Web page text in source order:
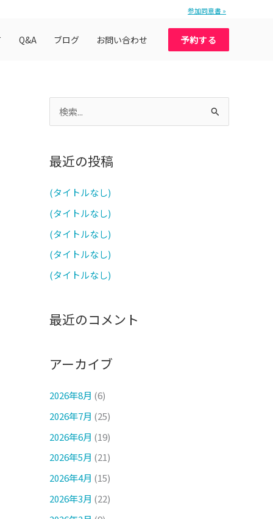
参加同意書 »
Q&A ブログ お問い合わせ 予約する
象
最近の投稿
(タイトルなし)
(タイトルなし)
(タイトルなし)
(タイトルなし)
(タイトルなし)
最近のコメント
アーカイブ
2026年8月 (6)
2026年7月 (25)
2026年6月 (19)
2026年5月 (21)
2026年4月 (15)
2026年3月 (22)